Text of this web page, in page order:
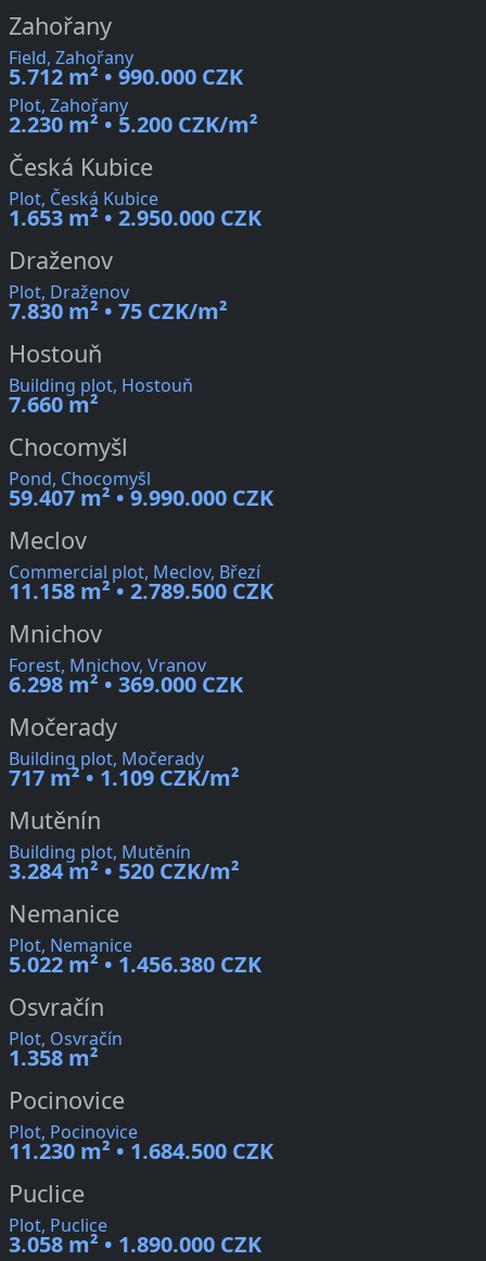
Zahořany
Field, Zahořany
5.712 m² • 990.000 CZK
Plot, Zahořany
2.230 m² • 5.200 CZK/m²
Česká Kubice
Plot, Česká Kubice
1.653 m² • 2.950.000 CZK
Draženov
Plot, Draženov
7.830 m² • 75 CZK/m²
Hostouň
Building plot, Hostouň
7.660 m²
Chocomyšl
Pond, Chocomyšl
59.407 m² • 9.990.000 CZK
Meclov
Commercial plot, Meclov, Březí
11.158 m² • 2.789.500 CZK
Mnichov
Forest, Mnichov, Vranov
6.298 m² • 369.000 CZK
Močerady
Building plot, Močerady
717 m² • 1.109 CZK/m²
Mutěnín
Building plot, Mutěnín
3.284 m² • 520 CZK/m²
Nemanice
Plot, Nemanice
5.022 m² • 1.456.380 CZK
Osvračín
Plot, Osvračín
1.358 m²
Pocinovice
Plot, Pocinovice
11.230 m² • 1.684.500 CZK
Puclice
Plot, Puclice
3.058 m² • 1.890.000 CZK